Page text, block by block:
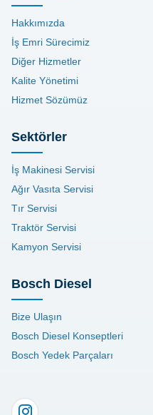
Hakkımızda
İş Emri Sürecimiz
Diğer Hizmetler
Kalite Yönetimi
Hizmet Sözümüz
Sektörler
İş Makinesi Servisi
Ağır Vasıta Servisi
Tır Servisi
Traktör Servisi
Kamyon Servisi
Bosch Diesel
Bize Ulaşın
Bosch Diesel Konseptleri
Bosch Yedek Parçaları